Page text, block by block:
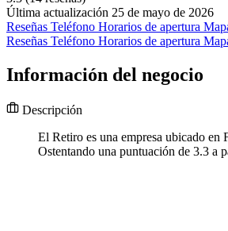
Última actualización 25 de mayo de 2026
Reseñas Teléfono Horarios de apertura
Reseñas Teléfono Horarios de apertura
Información del negocio
Descripción
El Retiro es una empresa ubicado en
Ostentando una puntuación de 3.3 a